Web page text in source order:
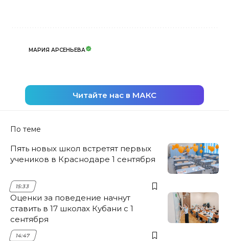
МАРИЯ АРСЕНЬЕВА
Читайте нас в МАКС
По теме
Пять новых школ встретят первых
учеников в Краснодаре 1 сентября
15:33
Оценки за поведение начнут
ставить в 17 школах Кубани с 1
сентября
14:47